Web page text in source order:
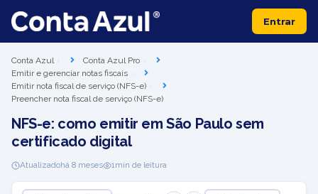
Entrar
Conta Azul
Conta Azul Pro
Emitir e gerenciar notas fiscais
Emitir nota fiscal de serviço (NFS-e)
Preencher nota fiscal de serviço (NFS-e)
NFS-e: como emitir em São Paulo sem
certificado digital
Atualizadohá 8 meses 1min de leitura